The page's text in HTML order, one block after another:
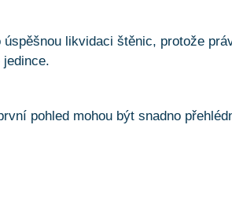
likvidaci štěnic, protože
pohled mohou být snadno